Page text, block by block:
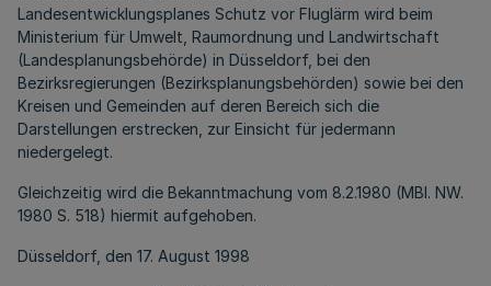
Landesentwicklungsplanes Schutz vor Fluglärm wird beim
Ministerium für Umwelt, Raumordnung und Landwirtschaft
(Landesplanungsbehörde) in Düsseldorf, bei den
Bezirksregierungen (Bezirksplanungsbehörden) sowie bei den
Kreisen und Gemeinden auf deren Bereich sich die
Darstellungen erstrecken, zur Einsicht für jedermann
niedergelegt.
Gleichzeitig wird die Bekanntmachung vom 8.2.1980 (MBl. NW.
1980 S. 518) hiermit aufgehoben.
Düsseldorf, den 17. August 1998